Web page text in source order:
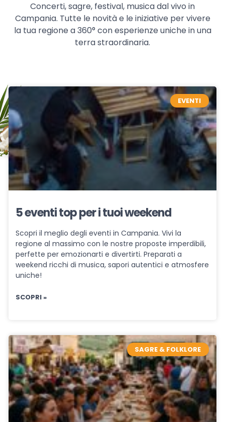
Concerti, sagre, festival, musica dal vivo in
Campania. Tutte le novità e le iniziative per vivere
la tua regione a 360° con esperienze uniche in una
terra straordinaria.
EVENTI
5 eventi top per i tuoi weekend
Scopri il meglio degli eventi in Campania. Vivi la
regione al massimo con le nostre proposte imperdibili,
perfette per emozionarti e divertirti. Preparati a
weekend ricchi di musica, sapori autentici e atmosfere
uniche!
SCOPRI »
SAGRE & FOLKLORE